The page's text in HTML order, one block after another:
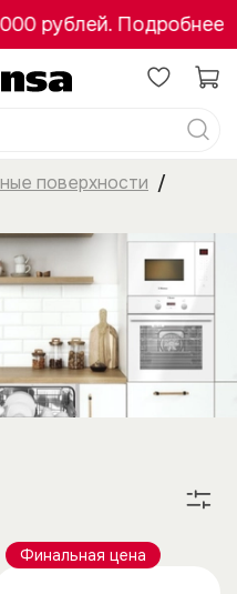
рублей. Подробнее
поверхности
Финальная цена